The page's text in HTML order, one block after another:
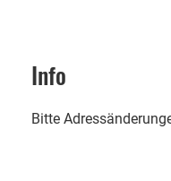
Info
Bitte